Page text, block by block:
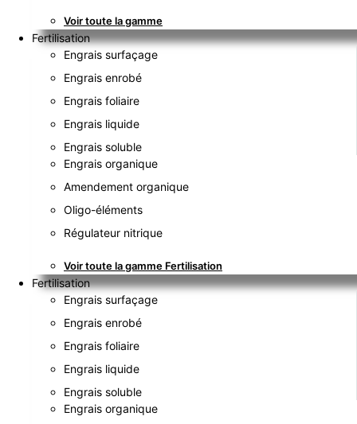
Voir toute la gamme
Fertilisation
Engrais surfaçage
Engrais enrobé
Engrais foliaire
Engrais liquide
Engrais soluble
Engrais organique
Amendement organique
Oligo-éléments
Régulateur nitrique
Voir toute la gamme Fertilisation
Fertilisation
Engrais surfaçage
Engrais enrobé
Engrais foliaire
Engrais liquide
Engrais soluble
Engrais organique